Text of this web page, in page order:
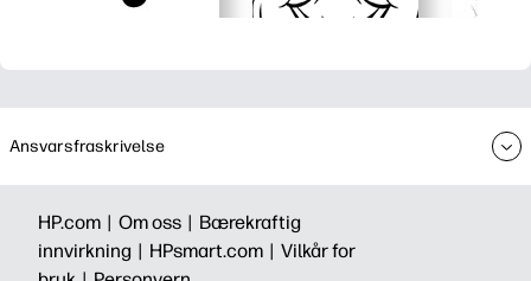
Ansvarsfraskrivelse
HP.com | Om oss | Bærekraftig
innvirkning | HPsmart.com | Vilkår for